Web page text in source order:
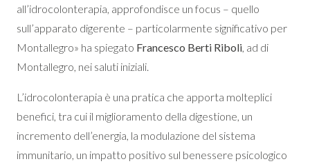
all’idrocolonterapia, approfondisce un focus – quello
sull’apparato digerente – particolarmente significativo per
Montallegro» ha spiegato Francesco Berti Riboli , ad di
Montallegro, nei saluti iniziali.
L’idrocolonterapia è una pratica che apporta molteplici
benefici, tra cui il miglioramento della digestione, un
incremento dell’energia, la modulazione del sistema
immunitario, un impatto positivo sul benessere psicologico